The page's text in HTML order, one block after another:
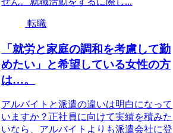
転職
「就労と家庭の調和を考慮して勤
めたい」と希望している女性の方
は…。
アルバイトと派遣の違いは明白になって
いますか？正社員に向けて実績を積みた
いなら、アルバイトよりも派遣会社に登